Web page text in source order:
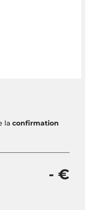
la confirmation
- €